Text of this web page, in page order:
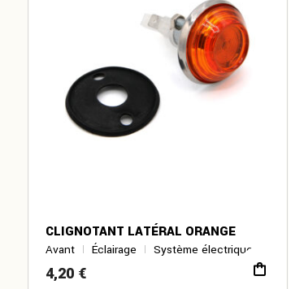
CLIGNOTANT LATÉRAL ORANGE
Avant Éclairage Système électrique
4,20 €